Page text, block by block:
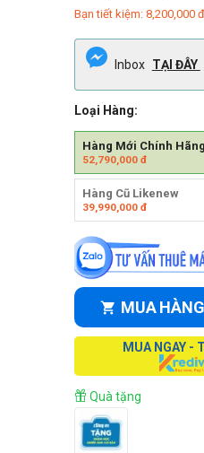
Bạn tiết kiệm: 8,200,000đ
Inbox TẠI ĐÂY
Loại Hàng:
Hàng Mới Chính Hãng
52,790,000đ
Hàng Cũ Likenew
39,990,000đ
MUA HÀNG
MUA NGAY -
Quà tặng